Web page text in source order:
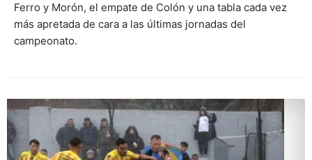
Ferro y Morón, el empate de Colón y una tabla cada vez
más apretada de cara a las últimas jornadas del
campeonato.